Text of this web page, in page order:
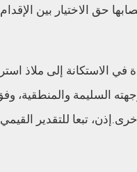
حق الاختيار بين الإقدام
في الاستكانة إلى ملاذ
السليمة والمنطقية،
. إذن، تبعا للتقدير القيمي